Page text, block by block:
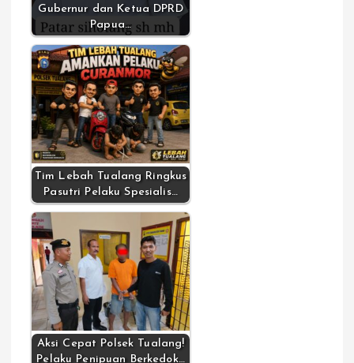
Gubernur dan Ketua DPRD
Papua…
Tim Lebah Tualang Ringkus
Pasutri Pelaku Spesialis…
Aksi Cepat Polsek Tualang!
Pelaku Penipuan Berkedok…